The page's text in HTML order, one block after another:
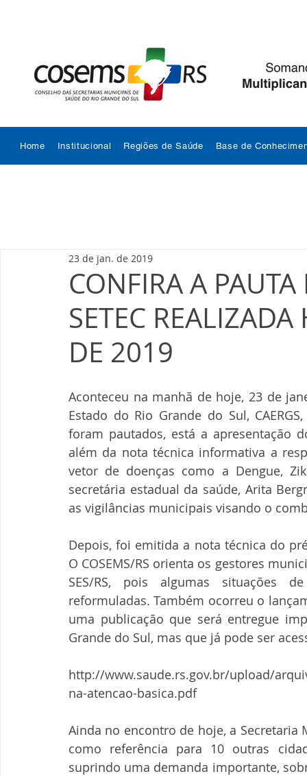
Home Institucional Regiões de Saúde Base de
CONFIRA A
SETEC
DE 2019
23 de jan. de 2019
Aconteceu na manhã de hoje, 23 de
Estado do Rio Grande do Sul,
foram pautados, está a apresentação
além da nota técnica informativa a
vetor de doenças como a Dengue,
secretária estadual da saúde, Arita
as vigilâncias municipais visando o
Depois, foi emitida a nota técnica do
O COSEMS/RS orienta os gestores
SES/RS, pois algumas situações
reformuladas. Também ocorreu o
uma publicação que será entregue
Grande do Sul, mas que já pode ser
http://www.saude.rs.gov.br/upload/
na-atencao-basica.pdf
Ainda no encontro de hoje, a Secretaria
como referência para 10 outras
suprindo uma demanda importante,